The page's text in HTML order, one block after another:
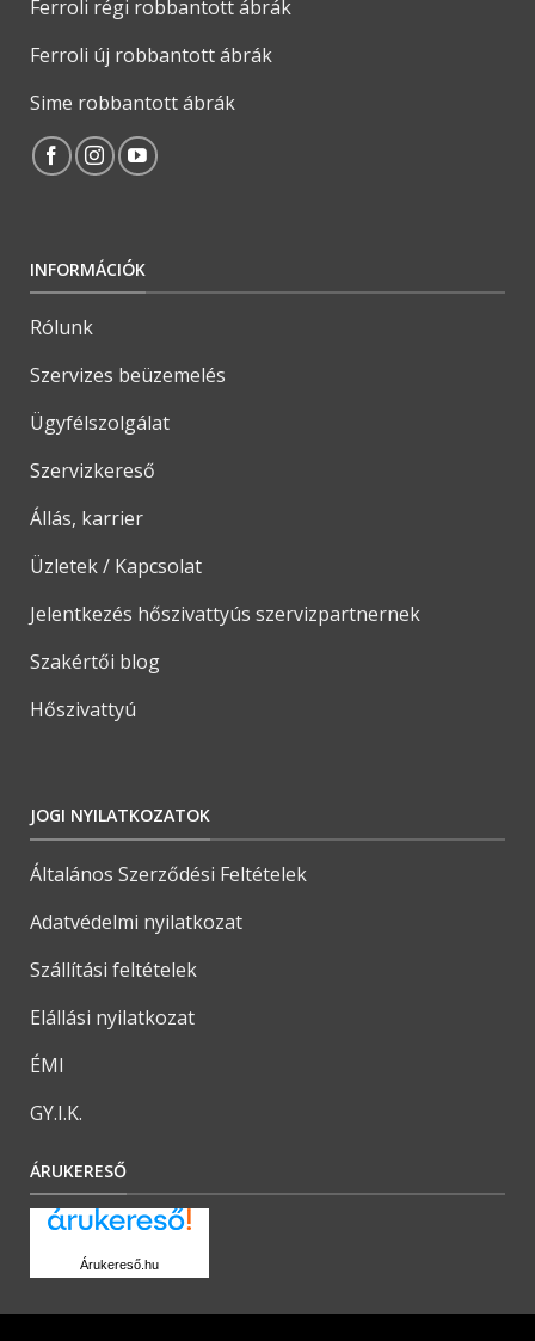
Ferroli régi robbantott ábrák
Ferroli új robbantott ábrák
Sime robbantott ábrák
INFORMÁCIÓK
Rólunk
Szervizes beüzemelés
Ügyfélszolgálat
Szervizkereső
Állás, karrier
Üzletek / Kapcsolat
Jelentkezés hőszivattyús szervizpartnernek
Szakértői blog
Hőszivattyú
JOGI NYILATKOZATOK
Általános Szerződési Feltételek
Adatvédelmi nyilatkozat
Szállítási feltételek
Elállási nyilatkozat
ÉMI
GY.I.K.
ÁRUKERESŐ
Árukereső.hu